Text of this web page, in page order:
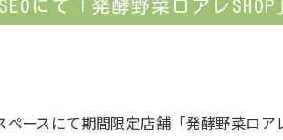
にて「発酵野菜ロアレSHOP
ースにて期間限定店舗「発酵野菜ロ